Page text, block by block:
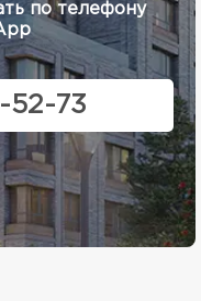
по телефону
52-73